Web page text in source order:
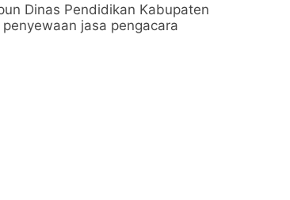
Dinas Pendidikan Kabupaten
jasa pengacara